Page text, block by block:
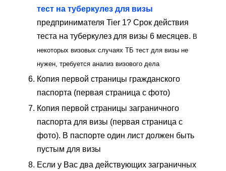
тест на туберкулез для визы
предпринимателя Tier 1? Срок действия
теста на туберкулез для визы 6 месяцев. В
некоторых визовых случаях ТБ тест для визы не
нужен, требуется анализ визового дела
Копия первой страницы гражданского
паспорта (первая страница с фото)
Копия первой страницы заграничного
паспорта для визы (первая страница с
фото). В паспорте один лист должен быть
пустым для визы
Если у Вас два действующих заграничных